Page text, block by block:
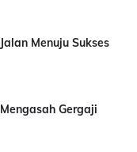
Jalan Menuju Sukses
Mengasah Gergaji